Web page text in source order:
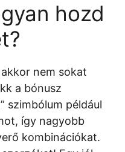
hozd
nem sokat
a bónusz
szimbólum például
így nagyobb
kombinációkat.